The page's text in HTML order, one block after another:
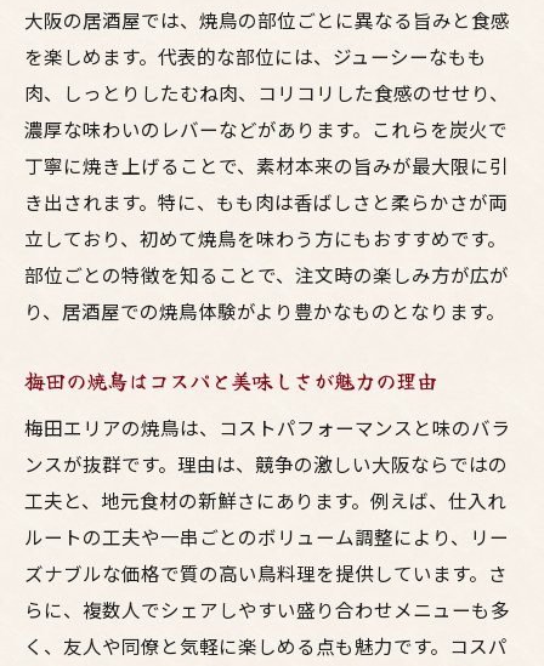
大阪の居酒屋では、焼鳥の部位ごとに異なる旨みと食感
を楽しめます。代表的な部位には、ジューシーなもも
肉、しっとりしたむね肉、コリコリした食感のせせり、
濃厚な味わいのレバーなどがあります。これらを炭火で
丁寧に焼き上げることで、素材本来の旨みが最大限に引
き出されます。特に、もも肉は香ばしさと柔らかさが両
立しており、初めて焼鳥を味わう方にもおすすめです。
部位ごとの特徴を知ることで、注文時の楽しみ方が広が
り、居酒屋での焼鳥体験がより豊かなものとなります。
梅田の焼鳥はコスパと美味しさが魅力の理由
梅田エリアの焼鳥は、コストパフォーマンスと味のバラ
ンスが抜群です。理由は、競争の激しい大阪ならではの
工夫と、地元食材の新鮮さにあります。例えば、仕入れ
ルートの工夫や一串ごとのボリューム調整により、リー
ズナブルな価格で質の高い鳥料理を提供しています。さ
らに、複数人でシェアしやすい盛り合わせメニューも多
く、友人や同僚と気軽に楽しめる点も魅力です。コスパ